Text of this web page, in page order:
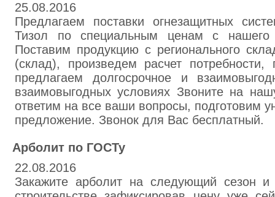
25.08.2016
Предлагаем поставки огнезащитных
Тизол по специальным ценам с нашего
Поставим продукцию с регионального
(склад), произведем расчет
предлагаем долгосрочное и
взаимовыгодных условиях Звоните на
ответим на все ваши вопросы, подготовим
предложение. Звонок для Вас бесплатный.
Арболит по ГОСТу
22.08.2016
Закажите арболит на следующий сезон